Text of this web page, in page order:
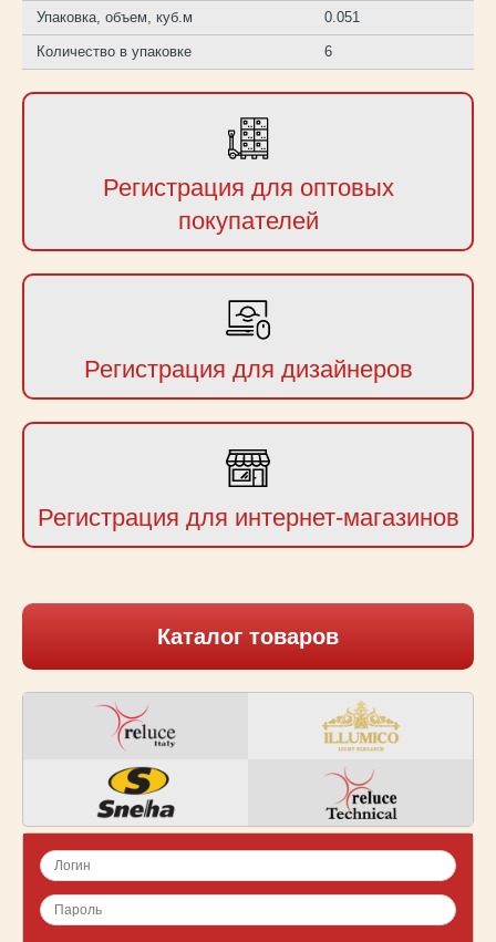
Упаковка, объем, куб.м 0.051
Количество в упаковке 6
Регистрация для оптовых
покупателей
Регистрация для дизайнеров
Регистрация для интернет-магазинов
Каталог товаров